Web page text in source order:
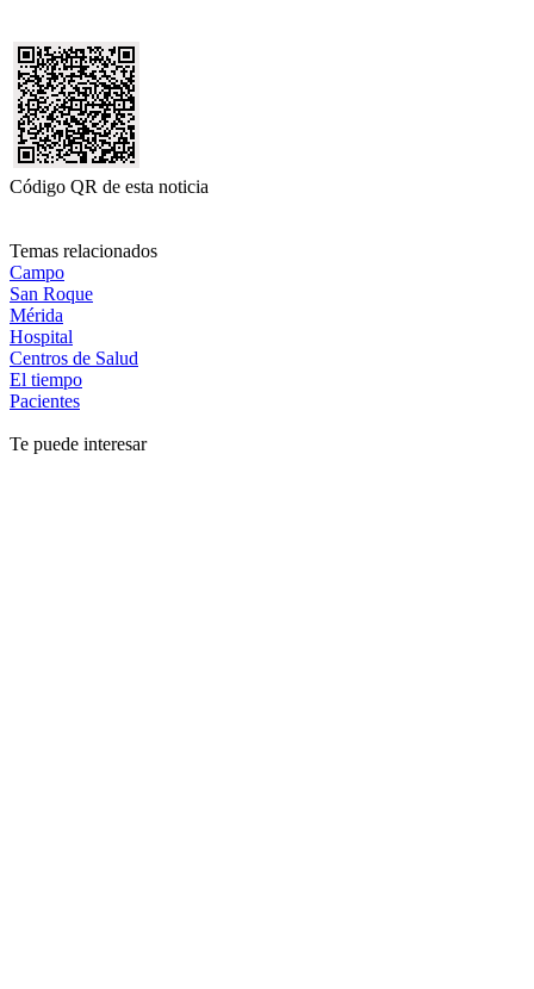
Código QR de esta noticia
Temas relacionados
Campo
San Roque
Mérida
Hospital
Centros de Salud
El tiempo
Pacientes
Te puede interesar